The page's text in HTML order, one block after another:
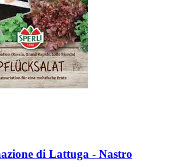
di Lattuga -​ Nastro